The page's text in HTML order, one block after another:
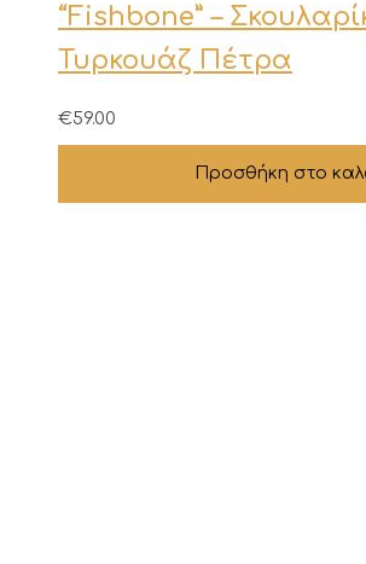
“Fishbone” –
Τυρκουάζ Πέτρα
€59.00
Προσθήκη στο